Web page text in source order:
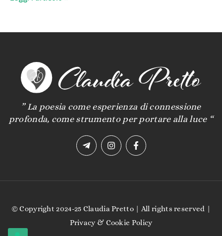
” La poesia come esperienza di connessione
profonda, come strumento per portare alla luce “
© Copyright 2024-25 Claudia Pretto | All rights reserved |
Privacy& Cookie Policy